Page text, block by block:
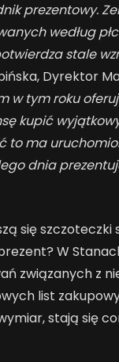
prezentowy.
według
stale
Dyrektor
w tym roku
kupić
to ma
dnia
się szczoteczki
W
związanych z
list
stają się